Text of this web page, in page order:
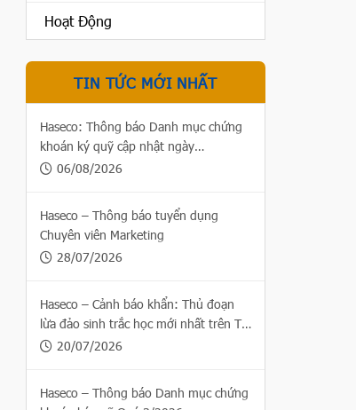
Hoạt Động
TIN TỨC MỚI NHẤT
Haseco: Thông báo Danh mục chứng
khoán ký quỹ cập nhật ngày
06/08/2026
06/08/2026
Haseco – Thông báo tuyển dụng
Chuyên viên Marketing
28/07/2026
Haseco – Cảnh báo khẩn: Thủ đoạn
lừa đảo sinh trắc học mới nhất trên Thị
trường chứng khoán
20/07/2026
Haseco – Thông báo Danh mục chứng